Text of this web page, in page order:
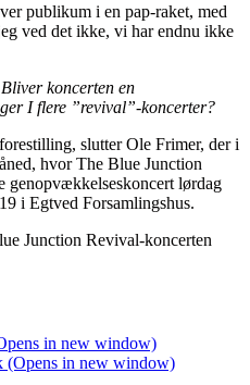
publikum i en pap-raket, med
ved det ikke, vi har endnu ikke
koncerten en
I flere ”revival”-koncerter?
slutter Ole Frimer, der i
hvor The Blue Junction
genopvækkelseskoncert lørdag
i Egtved Forsamlingshus.
Junction Revival-koncerten
in new window)
(Opens in new window)